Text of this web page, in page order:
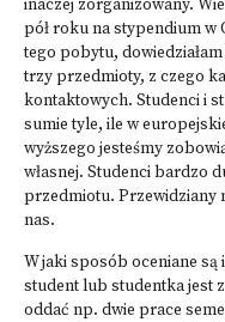
inaczej zorganizowany.
pół roku na stypendium w
tego pobytu,
trzy przedmioty, z czego
kontaktowych. Studenci i
sumie tyle, ile w
wyższego jesteśmy
własnej. Studenci bardzo
przedmiotu. Przewidziany
nas.
W jaki sposób oceniane
student lub studentka jest
oddać np. dwie prace